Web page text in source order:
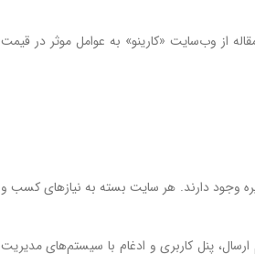
از وب‌سایت «کارینو» به عوامل موثر در قیمت
وجود دارند. هر سایت بسته به نیازهای کسب و
پنل کاربری و ادغام با سیستم‌های مدیریت